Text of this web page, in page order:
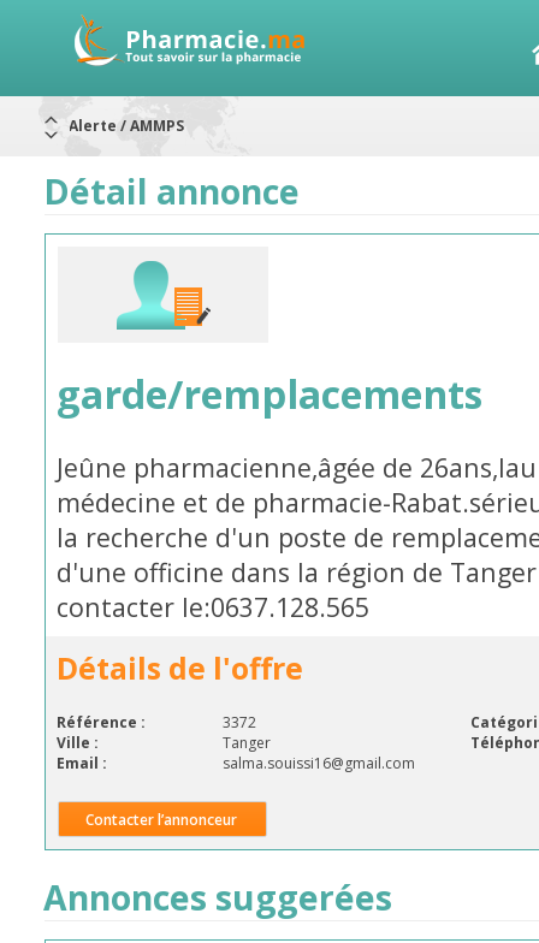
Aureomycine ophtalmique : Rappel de lots
RAPPELS DE LOTS
Rappel de lots : ANTITOXINE TÉTANIQUE 1500.
Détail annonce
garde/remplacements
Jeûne pharmacienne,âgée de
médecine et de pharmacie-
la recherche d'un poste de
d'une officine dans la région de
contacter le:0637.128.565
Détails de l'offre
Référence : 3372
Ville :
Tanger
Email :
salma.souissi16@gmail.com
Contacter l’annonceur
Annonces suggerées